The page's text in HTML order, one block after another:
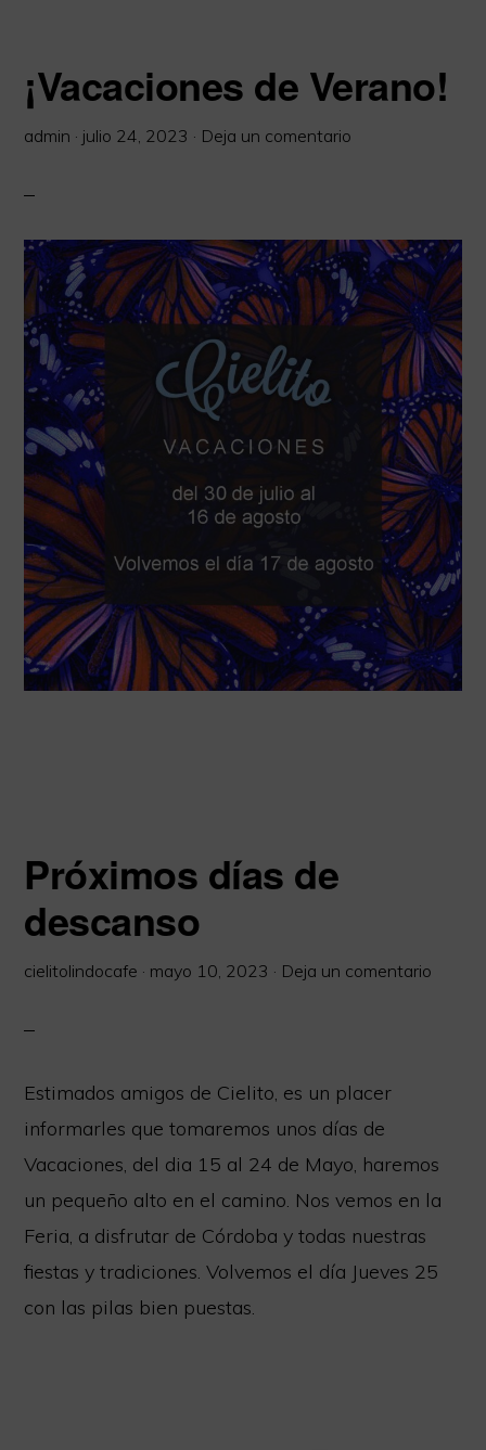
¡Vacaciones de Verano!
admin · julio 24, 2023 · Deja un comentario
Próximos días de
descanso
cielitolindocafe · mayo 10, 2023 · Deja un comentario
Estimados amigos de Cielito, es un placer
informarles que tomaremos unos días de
Vacaciones, del dia 15 al 24 de Mayo, haremos
un pequeño alto en el camino. Nos vemos en la
Feria, a disfrutar de Córdoba y todas nuestras
fiestas y tradiciones. Volvemos el día Jueves 25
con las pilas bien puestas.